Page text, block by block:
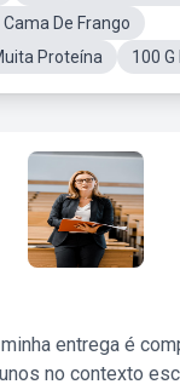
De Frango
Proteína
100
entrega é
no contexto